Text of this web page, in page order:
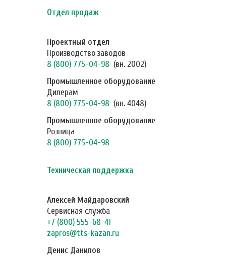
Отдел продаж
Проектный отдел
Производство заводов
8 (800) 775-04-98 (вн. 2002)
Промышленное оборудование
Дилерам
8 (800) 775-04-98 (вн. 4048)
Промышленное оборудование
Розница
8 (800) 775-04-98
Техническая поддержка
Алексей Майдаровский
Сервисная служба
+7 (800) 555-68-41
zapros@tts-kazan.ru
Денис Данилов